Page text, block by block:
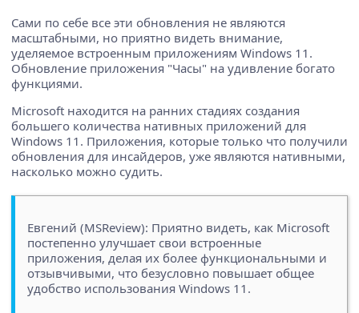
Сами по себе все эти обновления не являются
масштабными, но приятно видеть внимание,
уделяемое встроенным приложениям Windows 11.
Обновление приложения "Часы" на удивление богато
функциями.
Microsoft находится на ранних стадиях создания
большего количества нативных приложений для
Windows 11. Приложения, которые только что получили
обновления для инсайдеров, уже являются нативными,
насколько можно судить.
Евгений (MSReview): Приятно видеть, как Microsoft
постепенно улучшает свои встроенные
приложения, делая их более функциональными и
отзывчивыми, что безусловно повышает общее
удобство использования Windows 11.